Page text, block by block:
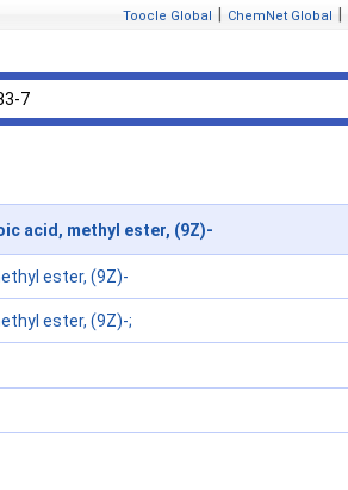
Toocle Global ChemNet Global
acid, methyl ester, (9Z)-
ester, (9Z)-
ester, (9Z)-;